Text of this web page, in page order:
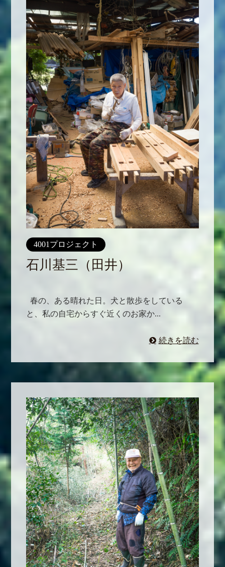
4001プロジェクト
石川基三（田井）
春の、ある晴れた日。犬と散歩をしている
と、私の自宅からすぐ近くのお家か...
続きを読む